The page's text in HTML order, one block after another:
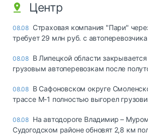
Центр
08.08 Страховая компания "Пари"
требует 29 млн руб. с
08.08 В Липецкой области
грузовым автоперевозкам после
08.08 В Сафоновском округе
трассе М-1 полностью выгорел
08.08 На автодороге Владимир –
Судогодском районе обновят 2,8 км